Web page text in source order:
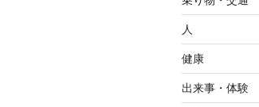
人
健康
出来事・体験